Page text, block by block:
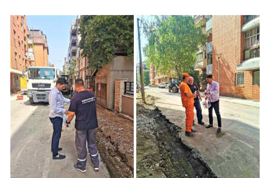
U toku Rekonstrukcija
Ulice Vojvode Brane
U toku Rekonstrukcija
Ulice Vojvode Brane
na Zvezdari